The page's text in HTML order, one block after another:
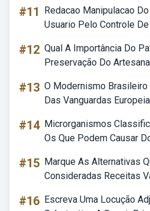
#11
Redacao Manipulacao
Usuario Pelo Controle
#12 Qual A Importância Do
Preservação Do
#13 O Modernismo
Das Vanguardas
#14 Microrganismos
Os Que Podem Causar
#15 Marque As Alternativas
Consideradas Receitas
#16 Escreva Uma Locução